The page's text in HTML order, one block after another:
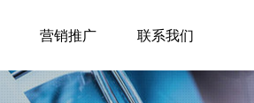
营销推广 联系我们